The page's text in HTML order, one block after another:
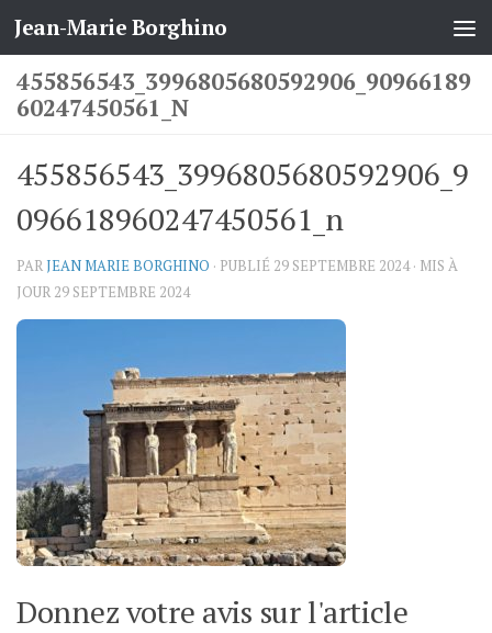
Skip to content
Jean-Marie Borghino
455856543_3996805680592906_90966189
60247450561_N
455856543_3996805680592906_9
096618960247450561_n
PARJEAN MARIE BORGHINO · PUBLIÉ 29 SEPTEMBRE 2024· MIS À
JOUR 29 SEPTEMBRE 2024
Donnez votre avis sur l'article